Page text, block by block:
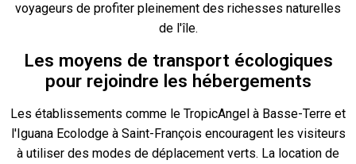
voyageurs de profiter pleinement des richesses naturelles
de l'île.
Les moyens de transport écologiques
pour rejoindre les hébergements
Les établissements comme le TropicAngel à Basse-Terre et
l'Iguana Ecolodge à Saint-François encouragent les visiteurs
à utiliser des modes de déplacement verts. La location de